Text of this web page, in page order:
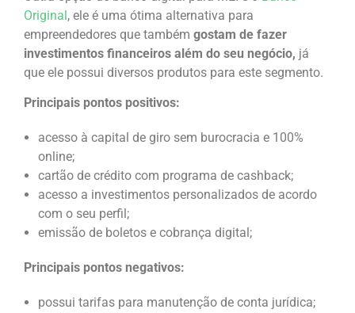
Original, ele é uma ótima alternativa para
empreendedores que também gostam de fazer
investimentos financeiros além do seu negócio, já
que ele possui diversos produtos para este segmento.
Principais pontos positivos:
acesso à capital de giro sem burocracia e 100%
online;
cartão de crédito com programa de cashback;
acesso a investimentos personalizados de acordo
com o seu perfil;
emissão de boletos e cobrança digital;
Principais pontos negativos:
possui tarifas para manutenção de conta jurídica;